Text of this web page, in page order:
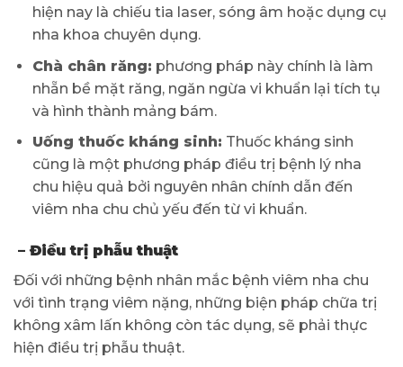
hiện nay là chiếu tia laser, sóng âm hoặc dụng cụ
nha khoa chuyên dụng.
Chà chân răng: phương pháp này chính là làm
nhẵn bề mặt răng, ngăn ngừa vi khuẩn lại tích tụ
và hình thành mảng bám.
Uống thuốc kháng sinh: Thuốc kháng sinh
cũng là một phương pháp điều trị bệnh lý nha
chu hiệu quả bởi nguyên nhân chính dẫn đến
viêm nha chu chủ yếu đến từ vi khuẩn.
– Điều trị phẫu thuật
Đối với những bệnh nhân mắc bệnh viêm nha chu
với tình trạng viêm nặng, những biện pháp chữa trị
không xâm lấn không còn tác dụng, sẽ phải thực
hiện điều trị phẫu thuật.